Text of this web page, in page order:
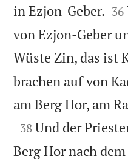
in Ezjon-Geber. 

36
von Ezjon-Geber
Wüste Zin, das ist
brachen auf von
am Berg Hor, am

38 Und der
Berg Hor nach